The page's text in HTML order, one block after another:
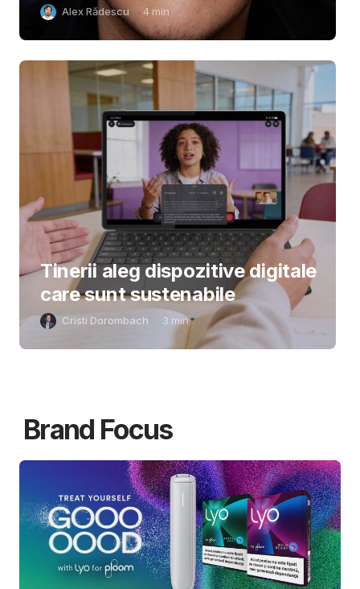
Alex Rădescu 4 min
Tinerii aleg dispozitive digitale
care sunt sustenabile
Cristi Dorombach 3 min
Brand Focus